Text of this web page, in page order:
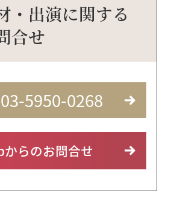
・出演に関する
合せ
03-5950-0268
からのお問合せ